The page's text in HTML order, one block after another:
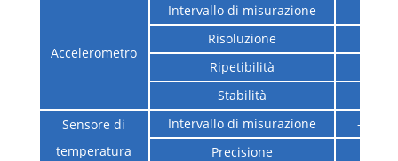
Accelerometro
Intervallo di misurazione
Risoluzione
Ripetibilità
Stabilità
Sensore di
temperatura
Intervallo di misurazione
-40 ℃
Precisione